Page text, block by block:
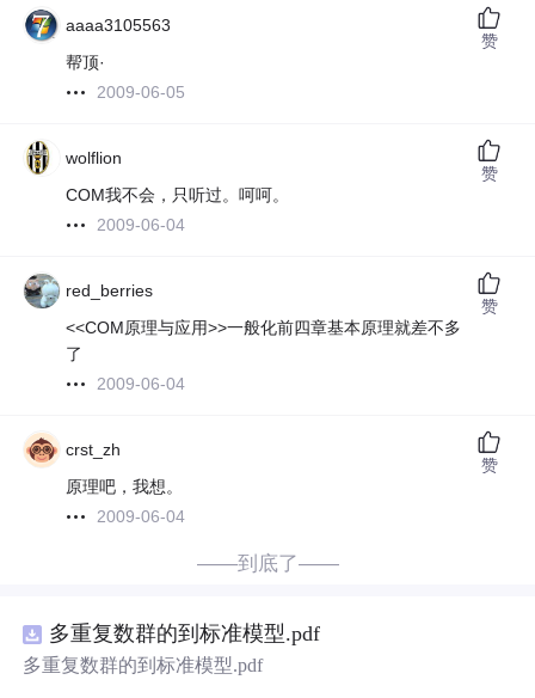
aaaa3105563
帮顶·
2009-06-05
赞
wolflion
COM我不会，只听过。呵呵。
2009-06-04
赞
red_berries
<<COM原理与应用>>一般化前四章基本原理就差不多
了
2009-06-04
赞
crst_zh
原理吧，我想。
2009-06-04
赞
——到底了——
多重复数群的到标准模型.pdf
多重复数群的到标准模型.pdf